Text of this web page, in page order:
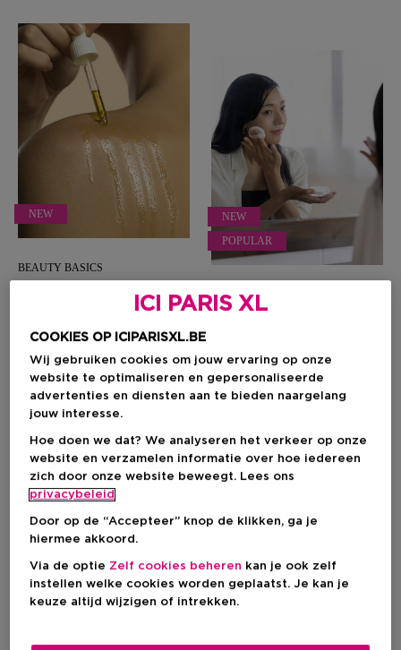
NEW
BEAUTY BASICS
een zachte, stralende huid
05/08/26
NEW
POPULAR
HOW-TO, TIPS & ADVIES
NEW
ICI PARIS XL
COOKIES OP ICIPARISXL.BE
Wij gebruiken cookies om jouw ervaring op onze
website te optimaliseren en gepersonaliseerde
advertenties en diensten aan te bieden naargelang
jouw interesse.
Hoe doen we dat? We analyseren het verkeer op onze
website en verzamelen informatie over hoe iedereen
zich door onze website beweegt. Lees ons
privacybeleid
Door op de “Accepteer” knop de klikken, ga je
hiermee akkoord.
Via de optie Zelf cookies beheren kan je ook zelf
instellen welke cookies worden geplaatst. Je kan je
keuze altijd wijzigen of intrekken.